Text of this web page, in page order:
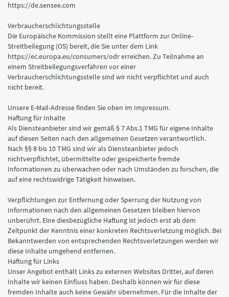
https://de.sensee.com
Verbraucherschlichtungsstelle
Die Europäische Kommission stellt eine Plattform zur Online-
Streitbeilegung (OS) bereit, die Sie unter dem Link
https://ec.europa.eu/consumers/odr erreichen. Zu Teilnahme an
einem Streitbeilegungsverfahren vor einer
Verbraucherschlichtungsstelle sind wir nicht verpflichtet und auch
nicht bereit.
Unsere E-Mail-Adresse finden Sie oben im Impressum.
Haftung für Inhalte
Als Diensteanbieter sind wir gemäß § 7 Abs.1 TMG für eigene Inhalte
auf diesen Seiten nach den allgemeinen Gesetzen verantwortlich.
Nach §§ 8 bis 10 TMG sind wir als Diensteanbieter jedoch
nichtverpflichtet, übermittelte oder gespeicherte fremde
Informationen zu überwachen oder nach Umständen zu forschen, die
auf eine rechtswidrige Tätigkeit hinweisen.
Verpflichtungen zur Entfernung oder Sperrung der Nutzung von
Informationen nach den allgemeinen Gesetzen bleiben hiervon
unberührt. Eine diesbezügliche Haftung ist jedoch erst ab dem
Zeitpunkt der Kenntnis einer konkreten Rechtsverletzung möglich. Bei
Bekanntwerden von entsprechenden Rechtsverletzungen werden wir
diese Inhalte umgehend entfernen.
Haftung für Links
Unser Angebot enthält Links zu externen Websites Dritter, auf deren
Inhalte wir keinen Einfluss haben. Deshalb können wir für diese
fremden Inhalte auch keine Gewähr übernehmen. Für die Inhalte der